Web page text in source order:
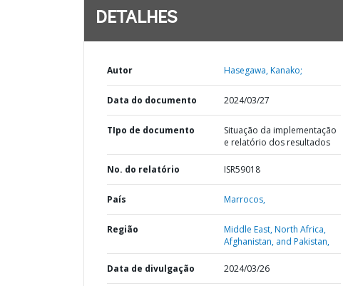
DETALHES
Autor Hasegawa, Kanako;
Data do documento 2024/03/27
TIpo de documento
Situação da implementação
e relatório dos resultados
No. do relatório ISR59018
País Marrocos,
Região
Middle East, North Africa,
Afghanistan, and Pakistan,
Data de divulgação 2024/03/26